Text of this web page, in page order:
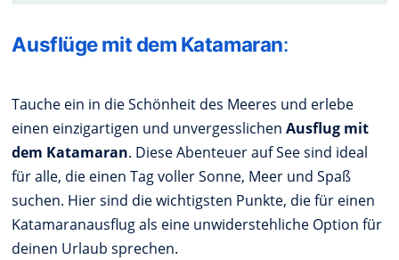
Ausflüge mit dem Katamaran:
Tauche ein in die Schönheit des Meeres und erlebe
einen einzigartigen und unvergesslichenAusflug mit
dem Katamaran. Diese Abenteuer auf See sind ideal
für alle, die einen Tag voller Sonne, Meer und Spaß
suchen. Hier sind die wichtigsten Punkte, die für einen
Katamaranausflug als eine unwiderstehliche Option für
deinen Urlaub sprechen.